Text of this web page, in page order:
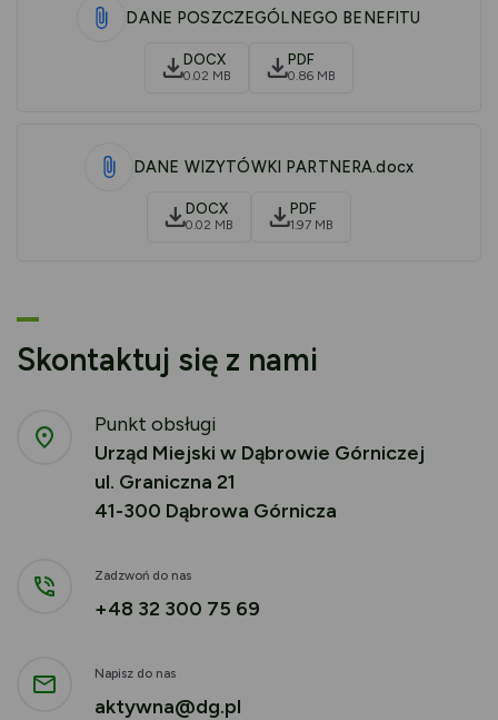
DANE POSZCZEGÓLNEGO BENEFITU
DOCX
0.02 MB
PDF
0.86 MB
DANE WIZYTÓWKI PARTNERA.docx
DOCX
0.02 MB
PDF
1.97 MB
Skontaktuj się z nami
Punkt obsługi
Urząd Miejski w Dąbrowie Górniczej
ul. Graniczna 21
41-300 Dąbrowa Górnicza
Zadzwoń do nas
+48 32 300 75 69
Napisz do nas
aktywna@dg.pl